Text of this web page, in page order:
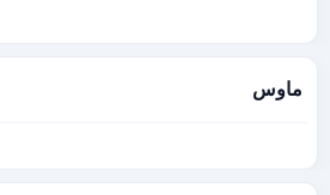
ماوس